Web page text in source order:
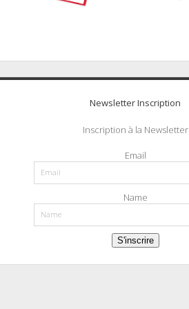
Newsletter Inscription
Inscription à la Newsletter
Email
Name
S'inscrire